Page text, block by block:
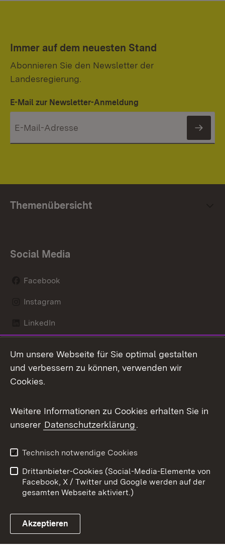
Immer auf dem neuesten Stand
Abonnieren Sie den Newsletter der
Landesregierung.
E-Mail zur Newsletter-Anmeldung
Themenübersicht
Social Media
Facebook
Instagram
LinkedIn
X / Twitter
Youtube
Link zum Landesportal
Kontakt
Datenschutz
Barrierefreiheit
Impressum
Cookies
Um unsere Webseite für Sie optimal gestalten
und verbessern zu können, verwenden wir
Cookies.
Weitere Informationen zu Cookies erhalten Sie in
unserer Datenschutzerklärung.
Technisch notwendige Cookies
Drittanbieter-Cookies (Social-Media-Elemente von
Facebook, X / Twitter und Google werden auf der
gesamten Webseite aktiviert.)
Akzeptieren